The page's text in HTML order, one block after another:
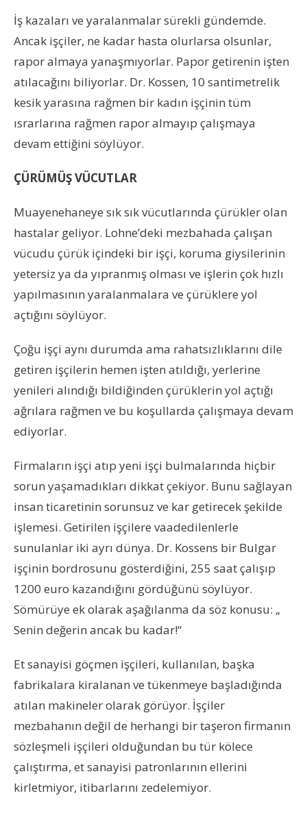
İş kazaları ve yaralanmalar sürekli gündemde.
Ancak işçiler, ne kadar hasta olurlarsa olsunlar,
rapor almaya yanaşmıyorlar. Papor getirenin işten
atılacağını biliyorlar. Dr. Kossen, 10 santimetrelik
kesik yarasına rağmen bir kadın işçinin tüm
ısrarlarına rağmen rapor almayıp çalışmaya
devam ettiğini söylüyor.
ÇÜRÜMÜŞ VÜCUTLAR
Muayenehaneye sık sık vücutlarında çürükler olan
hastalar geliyor. Lohne’deki mezbahada çalışan
vücudu çürük içindeki bir işçi, koruma giysilerinin
yetersiz ya da yıpranmış olması ve işlerin çok hızlı
yapılmasının yaralanmalara ve çürüklere yol
açtığını söylüyor.
Çoğu işçi aynı durumda ama rahatsızlıklarını dile
getiren işçilerin hemen işten atıldığı, yerlerine
yenileri alındığı bildiğinden çürüklerin yol açtığı
ağrılara rağmen ve bu koşullarda çalışmaya devam
ediyorlar.
Firmaların işçi atıp yeni işçi bulmalarında hiçbir
sorun yaşamadıkları dikkat çekiyor. Bunu sağlayan
insan ticaretinin sorunsuz ve kar getirecek şekilde
işlemesi. Getirilen işçilere vaadedilenlerle
sunulanlar iki ayrı dünya. Dr. Kossens bir Bulgar
işçinin bordrosunu gösterdiğini, 255 saat çalışıp
1200 euro kazandığını gördüğünü söylüyor.
Sömürüye ek olarak aşağılanma da söz konusu: „
Senin değerin ancak bu kadar!“
Et sanayisi göçmen işçileri, kullanılan, başka
fabrikalara kiralanan ve tükenmeye başladığında
atılan makineler olarak görüyor. İşçiler
mezbahanın değil de herhangi bir taşeron firmanın
sözleşmeli işçileri olduğundan bu tür kölece
çalıştırma, et sanayisi patronlarının ellerini
kirletmiyor, itibarlarını zedelemiyor.